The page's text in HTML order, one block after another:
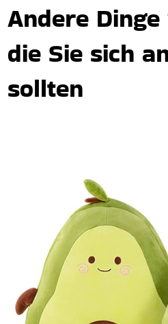
Andere
die Sie sich
sollten